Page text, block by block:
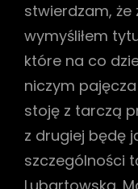
stwierdzam, że
wymyśliłem
które na co
niczym
stoję z tarczą
z drugiej będę
szczególności